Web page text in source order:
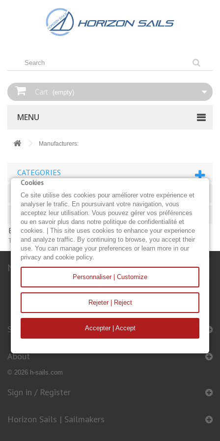
Cart (empty)
MENU
Manufacturers:
CATEGORIES
USEFUL
BUILDERS
BRANDS
There are no manufacturers.
Newsletter
Sails & Accessories
About
© 2026 h-sails.com
Sign in / Register
Horizon Sails | Sailmakers
Cookies
Ce site utilise des cookies pour améliorer votre expérience et
analyser le trafic. En poursuivant votre navigation, vous
acceptez leur utilisation. Vous pouvez gérer vos préférences
ou en savoir plus dans notre politique de confidentialité et
cookies. | This site uses cookies to enhance your experience
and analyze traffic. By continuing to browse, you accept their
use. You can manage your preferences or learn more in our
privacy and cookie policy.
Personnaliser | Customize
Rejeter | Reject
Accepter | Accept